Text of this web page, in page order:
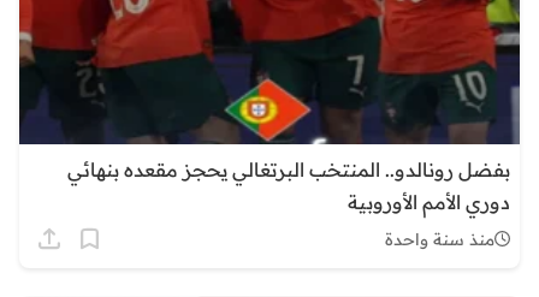
بفضل رونالدو.. المنتخب البرتغالي يحجز مقعده بنهائي
دوري الأمم الأوروبية
منذ سنة واحدة